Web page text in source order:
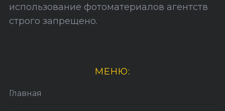
использование фотоматериалов агентств
строго запрещено.
МЕНЮ:
Главная